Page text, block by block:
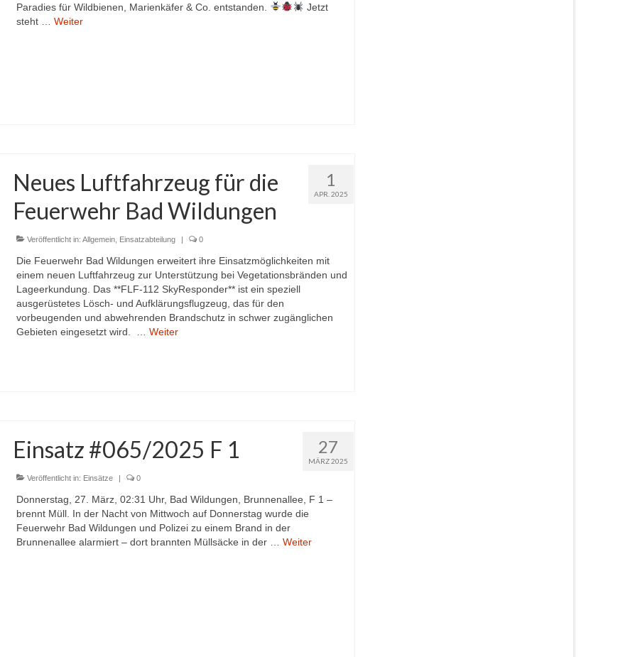
Paradies für Wildbienen, Marienkäfer & Co. entstanden.
Jetzt
steht … Weiter
1
APR. 2025
Neues Luftfahrzeug für die
Feuerwehr Bad Wildungen
Veröffentlicht in: Allgemein, Einsatzabteilung | 0
Die Feuerwehr Bad Wildungen erweitert ihre Einsatzmöglichkeiten mit
einem neuen Luftfahrzeug zur Unterstützung bei Vegetationsbränden und
Lageerkundung. Das **FLF-112 SkyResponder** ist ein speziell
ausgerüstetes Lösch- und Aufklärungsflugzeug, das für den
vorbeugenden und abwehrenden Brandschutz in schwer zugänglichen
Gebieten eingesetzt wird. … Weiter
27
MÄRZ 2025
Einsatz #065/2025 F 1
Veröffentlicht in: Einsätze 0
Donnerstag, 27. März, 02:31 Uhr, Bad Wildungen, Brunnenallee, F 1 –
brennt Müll. In der Nacht von Mittwoch auf Donnerstag wurde die
Feuerwehr Bad Wildungen und Polizei zu einem Brand in der
Brunnenallee alarmiert – dort brannten Müllsäcke in der … Weiter